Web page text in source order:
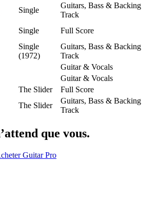
Single
Guitars, Bass & Backing
Track
Single
Full Score
Single
(1972)
Guitars, Bass & Backing
Track
Guitar & Vocals
Guitar & Vocals
The Slider
Full Score
The Slider
Guitars, Bass & Backing
Track
que vous.
Guitar Pro